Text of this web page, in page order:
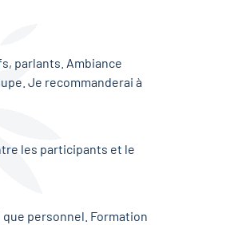
parlants. Ambiance
Je recommanderai à
les participants et le
personnel. Formation